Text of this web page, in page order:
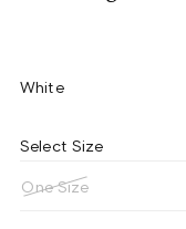
White
Select Size
One Size